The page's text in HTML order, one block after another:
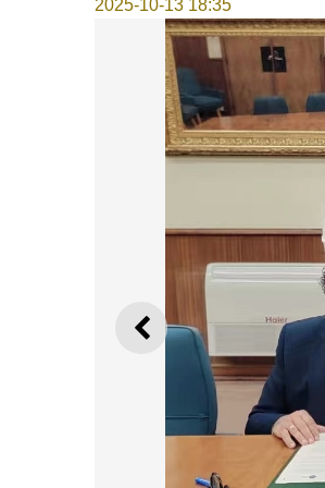
2025-10-13 18:35
上一则